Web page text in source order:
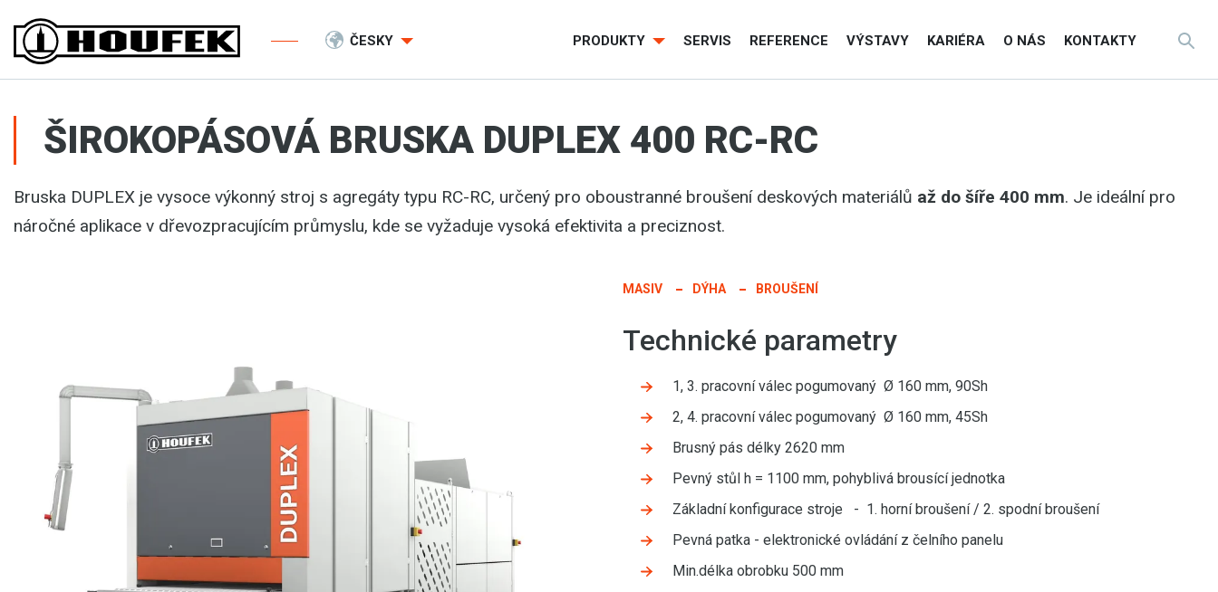
ČESKY PRODUKTY SERVIS REFERENCE VÝSTAVY KARIÉRA O NÁS KONTAKTY
ŠIROKOPÁSOVÁ BRUSKA DUPLEX 400 RC-RC
Bruska DUPLEX je vysoce výkonný stroj s agregáty typu RC-RC, určený pro oboustranné broušení deskových materiálů až do šíře 400 mm. Je ideální pro
náročné aplikace v dřevozpracujícím průmyslu, kde se vyžaduje vysoká efektivita a preciznost.
MASIV DÝHA BROUŠENÍ
Technické parametry
1, 3. pracovní válec pogumovaný Ø 160 mm, 90Sh
2, 4. pracovní válec pogumovaný Ø 160 mm, 45Sh
Brusný pás délky 2620 mm
Pevný stůl h = 1100 mm, pohyblivá brousící jednotka
Základní konfigurace stroje - 1. horní broušení / 2. spodní broušení
Pevná patka - elektronické ovládání z čelního panelu
Min.délka obrobku 500 mm